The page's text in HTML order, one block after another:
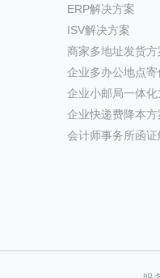
ERP解决方案
ISV解决方案
商家多地址发货方
企业多办公地点寄
企业小邮局一体化
企业快递费降本方
会计师事务所函证